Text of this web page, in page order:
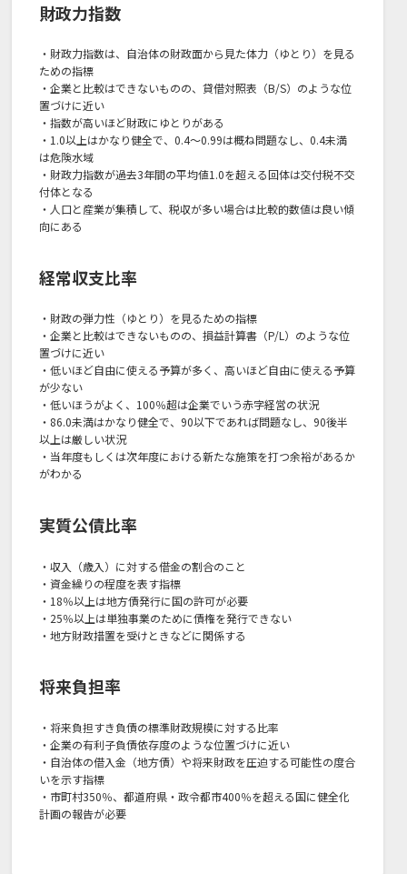
財政力指数
・財政力指数は、自治体の財政面から見た体力（ゆとり）を見る
ための指標
・企業と比較はできないものの、貸借対照表（B/S）のような位
置づけに近い
・指数が高いほど財政にゆとりがある
・1.0以上はかなり健全で、0.4～0.99は概ね問題なし、0.4未満
は危険水域
・財政力指数が過去3年間の平均値1.0を超える回体は交付税不交
付体となる
・人口と産業が集積して、税収が多い場合は比較的数値は良い傾
向にある
経常収支比率
・財政の弾力性（ゆとり）を見るための指標
・企業と比較はできないものの、損益計算書（P/L）のような位
置づけに近い
・低いほど自由に使える予算が多く、高いほど自由に使える予算
が少ない
・低いほうがよく、100％超は企業でいう赤字経営の状況
・86.0未満はかなり健全で、90以下であれば問題なし、90後半
以上は厳しい状況
・当年度もしくは次年度における新たな施策を打つ余裕があるか
がわかる
実質公債比率
・収入（歳入）に対する借金の割合のこと
・資金繰りの程度を表す指標
・18％以上は地方債発行に国の許可が必要
・25％以上は単独事業のために債権を発行できない
・地方財政措置を受けときなどに関係する
将来負担率
・将来負担すき負債の標準財政規模に対する比率
・企業の有利子負債依存度のような位置づけに近い
・自治体の借入金（地方債）や将来財政を圧迫する可能性の度合
いを示す指標
・市町村350％、都道府県・政令都市400％を超える国に健全化
計画の報告が必要